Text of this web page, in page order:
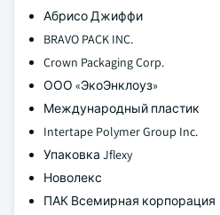
Абрисо Джиффи
BRAVO PACK INC.
Crown Packaging Corp.
ООО «ЭкоЭнклоуз»
Международный пластик
Intertape Polymer Group Inc.
Упаковка Jflexy
Новолекс
ПАК Всемирная корпорация